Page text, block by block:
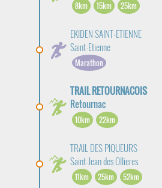
8km 15km 25km
EKIDEN SAINT-ETIENNE
Saint-Etienne
Marathon
TRAIL RETOURNACOIS
Retournac
10km 22km
TRAIL DES PIQUEURS
Saint-Jean des Ollieres
11km 25km 52km